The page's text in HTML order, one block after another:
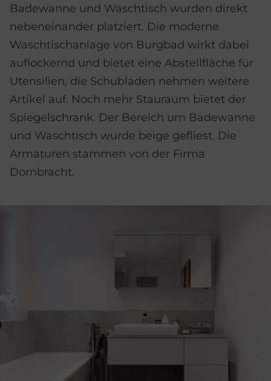
Badewanne und Waschtisch wurden direkt
nebeneinander platziert. Die moderne
Waschtischanlage von Burgbad wirkt dabei
auflockernd und bietet eine Abstellfläche für
Utensilien, die Schubladen nehmen weitere
Artikel auf. Noch mehr Stauraum bietet der
Spiegelschrank. Der Bereich um Badewanne
und Waschtisch wurde beige gefliest. Die
Armaturen stammen von der Firma
Dornbracht.